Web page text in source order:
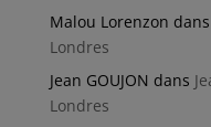
Malou Lorenzon dans
Londres
Jean GOUJON dans
Londres